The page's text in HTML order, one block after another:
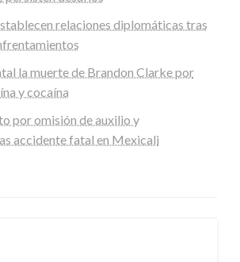
relaciones diplomáticas tras
la muerte de Brandon Clarke por
y cocaína
por omisión de auxilio y
accidente fatal en Mexicali